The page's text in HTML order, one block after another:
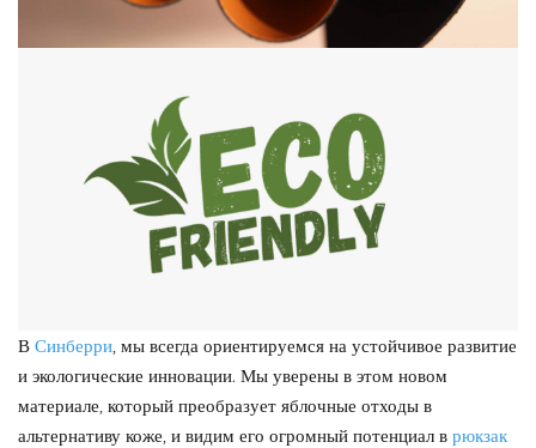
В Синберри, мы всегда ориентируемся на устойчивое развитие
и экологические инновации. Мы уверены в этом новом
материале, который преобразует яблочные отходы в
альтернативу коже, и видим его огромный потенциал в рюкзак